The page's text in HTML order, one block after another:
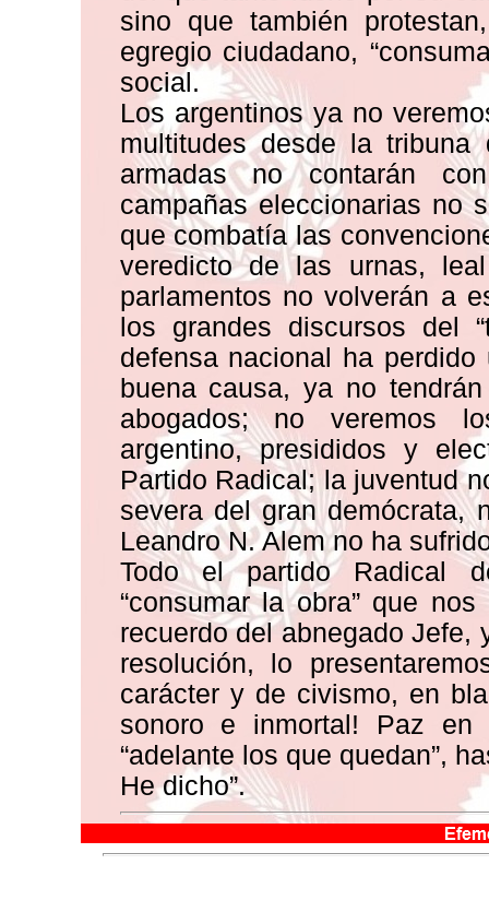
sino que también
egregio ciudadano,
social.
Los argentinos ya no
multitudes desde la tribuna
armadas no contarán
campañas eleccionarias no
que combatía las
veredicto de las urnas,
parlamentos no volverán a
los grandes discursos del
defensa nacional ha
buena causa, ya no
abogados; no veremos
argentino, presididos y
Partido Radical; la juventud
severa del gran demócrata,
Leandro N. Alem no ha
Todo el partido Radical
“consumar la obra” que
recuerdo del abnegado Jefe,
resolución, lo
carácter y de civismo, en
sonoro e inmortal! Paz
“adelante los que quedan”,
He dicho”.